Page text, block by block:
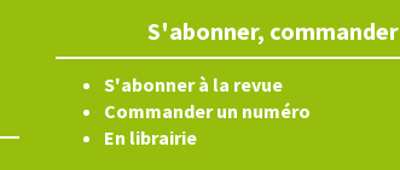
S'abonner, commander
S'abonner à la revue
Commander un numéro
En librairie